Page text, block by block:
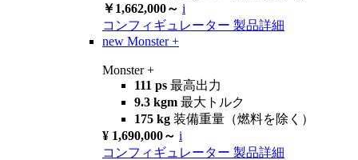
￥1,662,000～ i
コンフィギュレーター 製品詳細
new Monster +
Monster +
111 ps 最高出力
9.3 kgm 最大トルク
175 kg 装備重量（燃料を除く）
¥ 1,690,000～ i
コンフィギュレーター 製品詳細